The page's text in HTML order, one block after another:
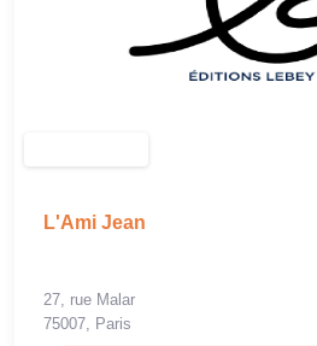
L'Ami Jean
27, rue Malar
75007, Paris